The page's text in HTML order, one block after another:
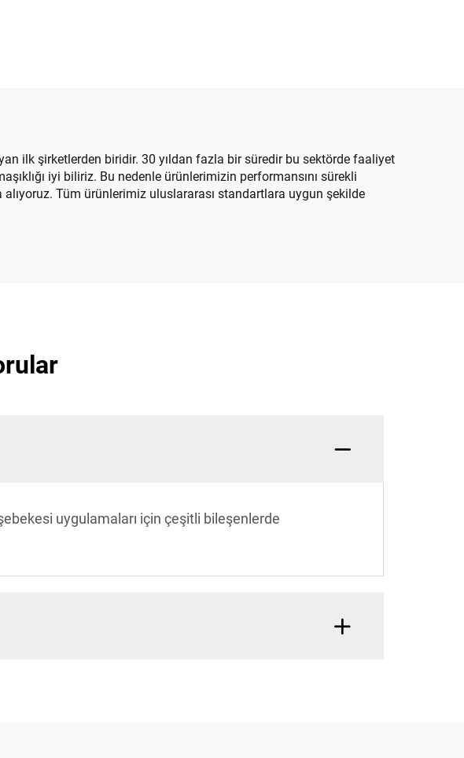
ilk şirketlerden biridir. 30 yıldan fazla bir süredir bu sektörde faaliyet
iyi biliriz. Bu nedenle ürünlerimizin performansını sürekli
Tüm ürünlerimiz uluslararası standartlara uygun şekilde
uygulamaları için çeşitli bileşenlerde